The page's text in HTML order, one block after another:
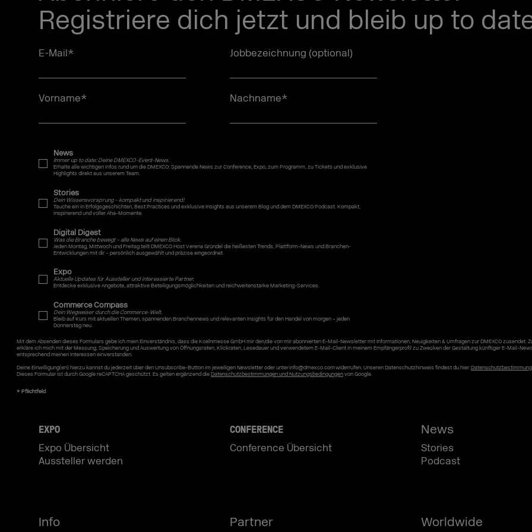
Registriere dich jetzt und bleib up to
E-Mail* Jobbezeichnung (optional)
Vorname* Nachname*
News
Immer up to date: Deine DMEXCO-Event-News.
Erhalte alle wichtigen Infos rund um die DMEXCO: Spannende News zur Conference, Expo, zum Programm, zu Tickets und exklusive
Highlights direkt aus unserem Team.
Stories
Dein Wissensvorsprung – kompakt und inspirierend!
Tauche ein in Erfolgsgeschichten, Best Practices und exklusive Insights aus unserem Blog und dem DMEXCO Podcast. Kompakt,
inspirierend und voller Aha-Momente.
Digital Digest
Was die Branche bewegt – alle News auf einen Blick.
Jeden Montag, Mittwoch und Freitag teilt DMEXCO Host Verena Gründel die heißesten Trends, Plattform-News und Branchen-
Entwicklungen mit dir – persönlich ausgewählt und präzise eingeordnet.
Expo
Aktuelle Updates für Aussteller und interessierte Partner.
Entdecke exklusive Angebote, attraktive Beteiligungsmöglichkeiten und reichweitenstarke Marketing-Services.
Commerce Compass
Dein Wegweiser durch die Commerce-Welt.
Bleib auf Kurs mit aktuellen Themen, spannenden Branchennews und relevanten Insights für den Handel von morgen – jeden
Donnerstag neu.
Mit dem Absenden dieses Formulars gebe ich mein Einverständnis, dass die Koelnmesse GmbH mir den/die von mir abonnierten E-Mail-Newsletter mit Informationen, Neuigkeiten & Umfragen zur DMEXCO zusendet.
erkläre ich mich mit der Messung, Speicherung und Auswertung von Öffnungsraten, Klickraten, Lesedauer und verwendetem E-Mail-Client in meinem Empfängerprofil zu Zwecken der Gestaltung künftiger E-Mail-
entsprechend meinen Interessen einverstanden.
Deine Einwilligung(en) hierzu kannst du jederzeit über den Unsubscribe-Button im jeweiligen Newsletter oder unter info@dmexco.com widerrufen. Unseren Datenschutzhinweis findest du hier:
Dieses Formular ist durch Google reCAPTCHA geschützt. Es gelten ergänzend dieDatenschutzbestimmungen und Nutzungsbedingungenvon Google.
EXPO
Expo Übersicht
Aussteller werden
CONFERENCE
Conference Übersicht
News
Stories
Podcast
Info Partner Worldwide